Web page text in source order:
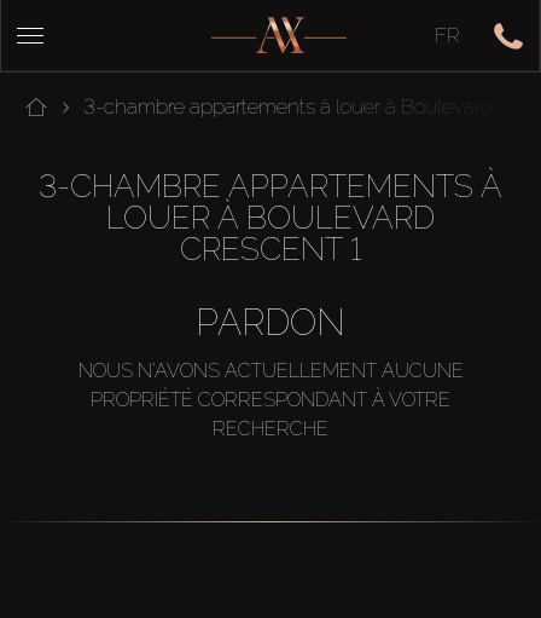
FR
3-chambre appartements à louer à Boulevard
3-CHAMBRE APPARTEMENTS À
LOUER À BOULEVARD
CRESCENT 1
PARDON
NOUS N'AVONS ACTUELLEMENT AUCUNE
PROPRIÉTÉ CORRESPONDANT À VOTRE
RECHERCHE